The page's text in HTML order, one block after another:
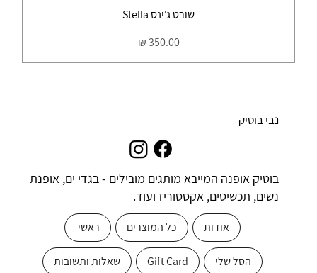
שורט ג׳ינס Stella
מחיר‏350.00 ‏₪
נבי בוטיק
בוטיק אופנה המייבא מותגים מובילים - בגדי ים, אופנת
נשים, תכשיטים, אקססוריז ועוד.
ראשי כל המוצרים אודות
שאלות ותשובות Gift Card הסל שלי